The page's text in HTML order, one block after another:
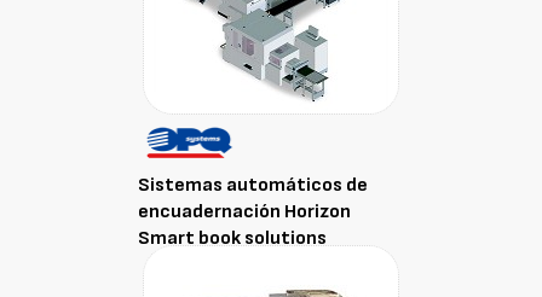
Sistemas automáticos de
encuadernación Horizon
Smart book solutions